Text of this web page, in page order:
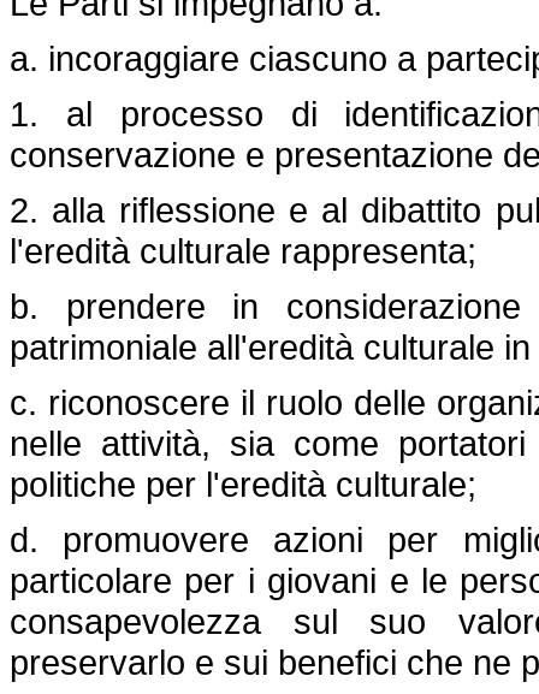
a. incoraggiare ciascuno a
1. al processo di
conservazione e presentazione
2. alla riflessione e al dibattito
l'eredità culturale rappresenta;
b. prendere in
patrimoniale all'eredità culturale
c. riconoscere il ruolo delle
nelle attività, sia come
politiche per l'eredità culturale;
d. promuovere azioni per
particolare per i giovani e le
consapevolezza sul suo
preservarlo e sui benefici che ne